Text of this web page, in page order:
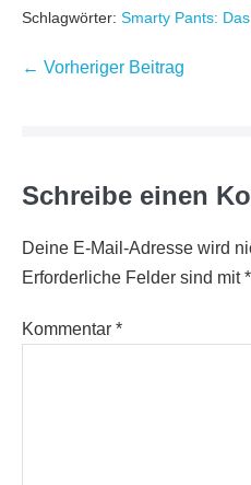
Schlagwörter: Smarty Pants:
Beitragsnavigation
← Vorheriger Beitrag
Schreibe einen
Deine E-Mail-Adresse wird
Erforderliche Felder sind mit*
Kommentar *